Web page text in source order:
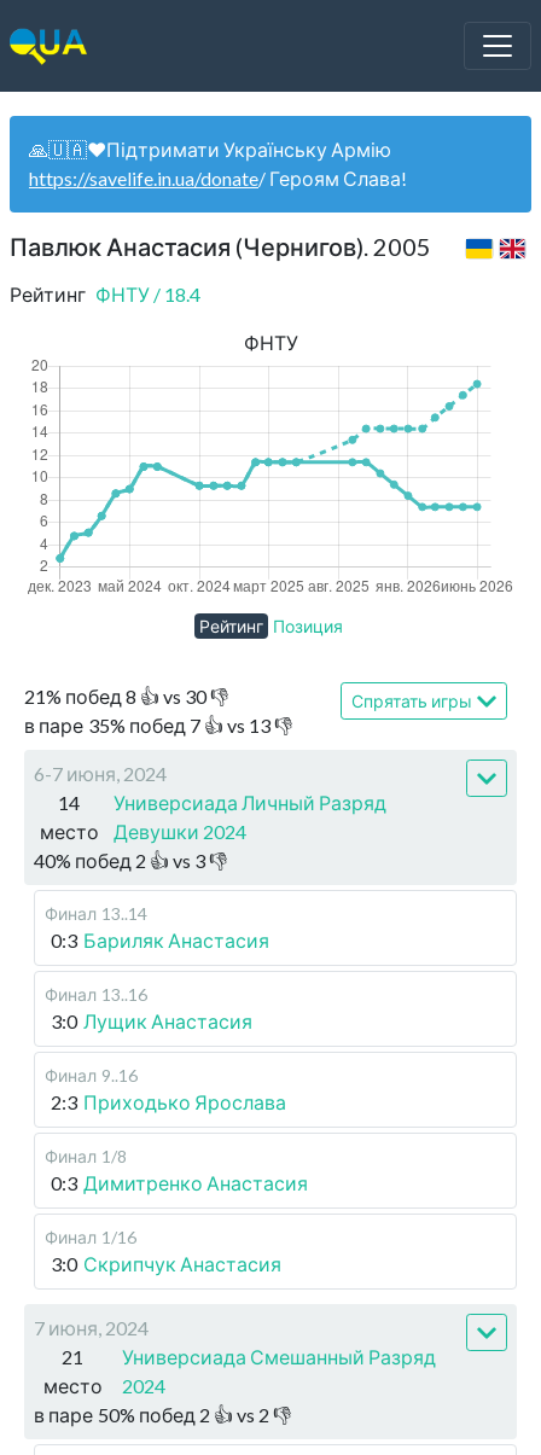
🙏🇺🇦❤️Підтримати Українську Армію
https://savelife.in.ua/donate/ Героям Слава!
Павлюк Анастасия (Чернигов). 2005
Рейтинг ФНТУ / 18.4
21% побед 8 👍 vs 30👎
в паре 35% побед 7 👍 vs 13👎
Спрятать игры
6-7 июня, 2024
14
место
Универсиада Личный Разряд
Девушки 2024
40% побед 2 👍 vs 3👎
Финал 13..14
0:3 Бариляк Анастасия
Финал 13..16
3:0 Лущик Анастасия
Финал 9..16
2:3 Приходько Ярослава
Финал 1/8
0:3 Димитренко Анастасия
Финал 1/16
3:0 Скрипчук Анастасия
7 июня, 2024
21
место
Универсиада Смешанный Разряд
2024
в паре 50% побед 2 👍 vs 2 👎
ФНТУ
Рейтинг Позиция